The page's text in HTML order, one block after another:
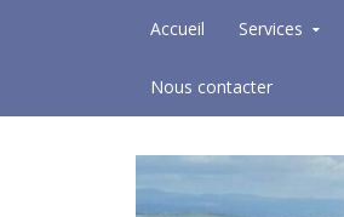
Accueil Services
Nous contacter